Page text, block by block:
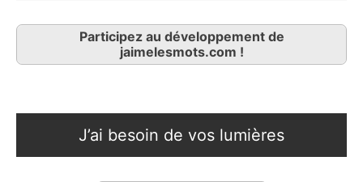
Participez au développement de
jaimelesmots.com !
J’ai besoin de vos lumières